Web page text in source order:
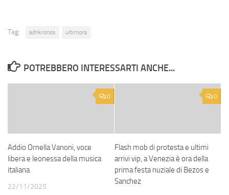
Tag: adnkronos ultimora
POTREBBERO INTERESSARTI ANCHE...
0
Addio Ornella Vanoni, voce
libera e leonessa della musica
italiana
22/11/2025
0
Flash mob di protesta e ultimi
arrivi vip, a Venezia è ora della
prima festa nuziale di Bezos e
Sanchez